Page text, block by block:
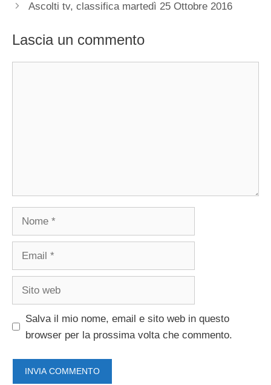
Ascolti tv, classifica martedì 25 Ottobre 2016
Lascia un commento
Salva il mio nome, email e sito web in questo
browser per la prossima volta che commento.